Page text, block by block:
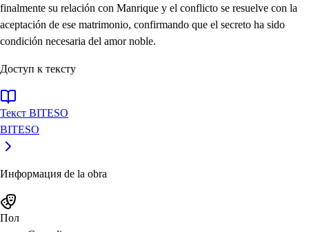
finalmente su relación con Manrique y el conflicto se resuelve con la
aceptación de ese matrimonio, confirmando que el secreto ha sido
condición necesaria del amor noble.
Доступ к тексту
Текст BITESO
BITESO
Информация de la obra
Пол